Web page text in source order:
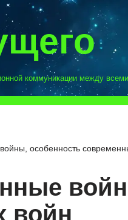
коммуникации между
особенность
войн